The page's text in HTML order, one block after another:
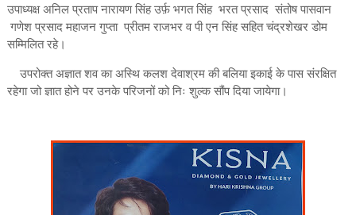
उपाध्यक्ष अनिल प्रताप नारायण सिंह उर्फ़ भगत सिंह भरत प्रसाद संतोष पासवान
गणेश प्रसाद महाजन गुप्ता प्रीतम राजभर व पी एन सिंह सहित चंद्रशेखर डोम
सम्मिलित रहे।
उपरोक्त अज्ञात शव का अस्थि कलश देवाश्रम की बलिया इकाई के पास संरक्षित
रहेगा जो ज्ञात होने पर उनके परिजनों को निः शुल्क सौंप दिया जायेगा।